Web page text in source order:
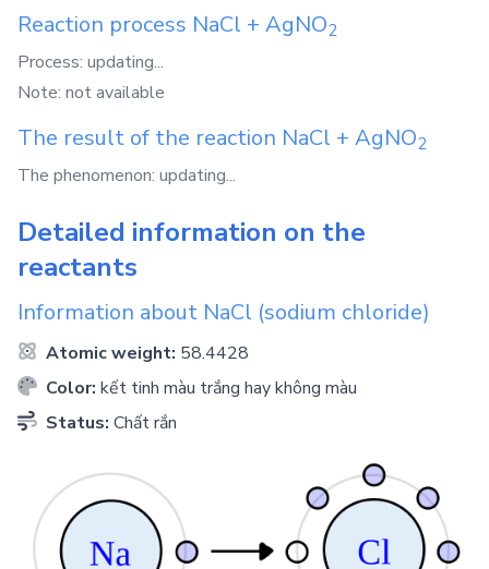
Reaction process NaCl + AgNO2
Process: updating...
Note: not available
The result of the reaction NaCl + AgNO2
The phenomenon: updating...
Detailed information on the
reactants
Information about NaCl (sodium chloride)
Atomic weight: 58.4428
Color: kết tinh màu trắng hay không màu
Status: Chất rắn